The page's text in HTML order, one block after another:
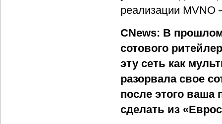
реализации MVNO
CNews: В
сотового
эту сеть как
разорвала свое
после этого
сделать из